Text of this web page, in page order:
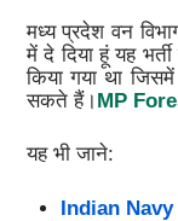
मध्य प्रदेश वन
में दे दिया हूं यह
किया गया था
सकते हैं। MP
यह भी जाने:
Indian Navy